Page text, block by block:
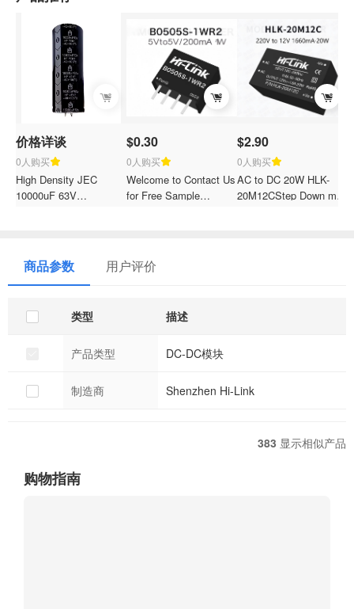
价格详谈
0人购买
High Density JEC
10000uF 63V
$0.30
0人购买
Welcome to Contact Us
for Free Sample
$2.90
0人购买
AC to DC 20W HLK-
20M12CStep Down mini
商品参数 用户评价
类型 描述
产品类型 DC-DC模块
制造商 Shenzhen Hi-Link
383 显示相似产品
购物指南